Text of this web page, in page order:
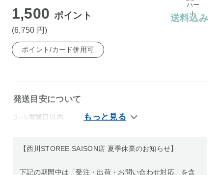
1,500 ポイント
(6,750 円)
送料込み
ポイント/カード併用可
発送目安について
3～5営業日以内
【西川STOREE SAISON店 夏季休業のお知らせ】
下記の期間中は「受注・出荷・お問い合わせ対応」を含